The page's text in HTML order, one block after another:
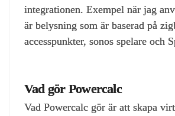
integrationen. Exempel när jag
är belysning som är baserad på
accesspunkter, sonos spelare och
Vad gör Powercalc
Vad Powercalc gör är att skapa